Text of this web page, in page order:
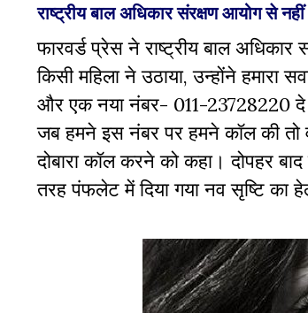
राष्ट्रीय बाल अधिकार संरक्षण आयोग से
फारवर्ड प्रेस ने राष्ट्रीय बाल
किसी महिला ने उठाया, उन्होंने
और एक नया नंबर- 011-23728220 दे
जब हमने इस नंबर पर हमने कॉल की तो
दोबारा कॉल करने को कहा। दोपहर
तरह पंफलेट में दिया गया नव सृष्टि का